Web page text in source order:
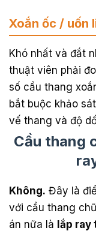
Xoắn ốc / uốn
Khó nhất và đắt
thuật viên phải
số cầu thang
bắt buộc khảo
vế thang và độ
Cầu thang
Không. Đây là
với cầu thang
án nữa là lắp ray